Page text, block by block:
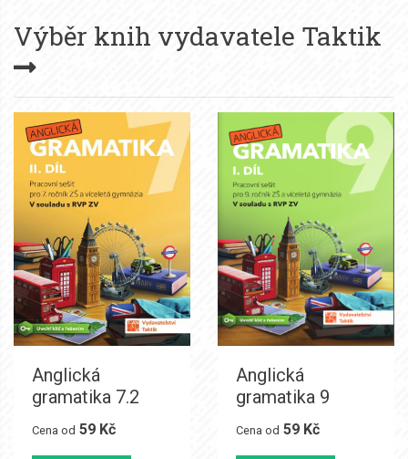
Výběr knih vydavatele Taktik
Anglická
gramatika 7.2
Cena od 59 Kč
Anglická
gramatika 9
Cena od 59 Kč